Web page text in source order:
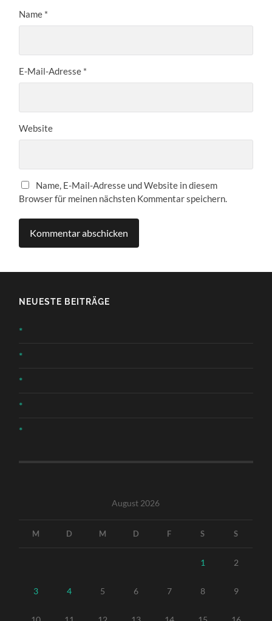
Name *
E-Mail-Adresse *
Website
Name, E-Mail-Adresse und Website in diesem
Browser für meinen nächsten Kommentar speichern.
NEUESTE BEITRÄGE
*
*
*
*
*
August 2026
M D M D F S S
1 2
3 4 5 6 7 8 9